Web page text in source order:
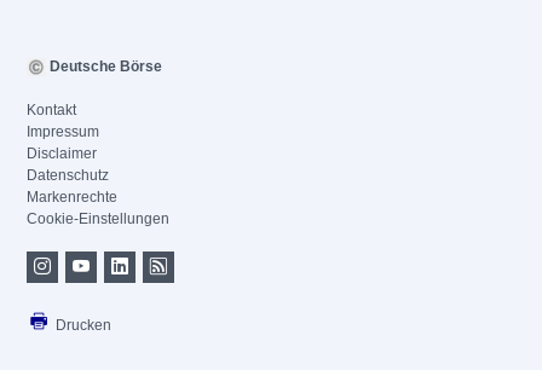
Deutsche Börse
Kontakt
Impressum
Disclaimer
Datenschutz
Markenrechte
Cookie-Einstellungen
Drucken